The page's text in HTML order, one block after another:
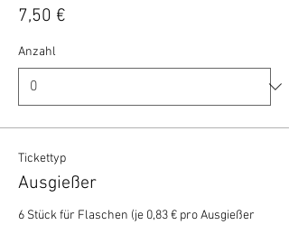
7,50 €
Anzahl
Tickettyp
Ausgießer
6 Stück für Flaschen (je 0,83 € pro Ausgießer